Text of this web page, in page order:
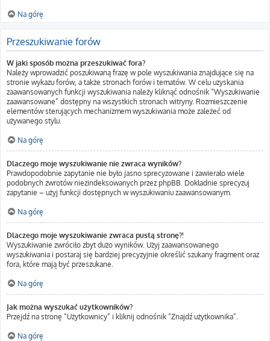
Na górę
Przeszukiwanie forów
W jaki sposób można przeszukiwać fora?
Należy wprowadzić poszukiwaną frazę w pole wyszukiwania znajdujące się na
stronie wykazu forów, a także stronach forów i tematów. W celu uzyskania
zaawansowanych funkcji wyszukiwania należy kliknąć odnośnik “Wyszukiwanie
zaawansowane” dostępny na wszystkich stronach witryny. Rozmieszczenie
elementów sterujących mechanizmem wyszukiwania może zależeć od
używanego stylu.
Na górę
Dlaczego moje wyszukiwanie nie zwraca wyników?
Prawdopodobnie zapytanie nie było jasno sprecyzowane i zawierało wiele
podobnych zwrotów niezindeksowanych przez phpBB. Dokładnie sprecyzuj
zapytanie – użyj funkcji dostępnych w wyszukiwaniu zaawansowanym.
Na górę
Dlaczego moje wyszukiwanie zwraca pustą stronę?!
Wyszukiwanie zwróciło zbyt dużo wyników. Użyj zaawansowanego
wyszukiwania i postaraj się bardziej precyzyjnie określić szukany fragment oraz
fora, które mają być przeszukane.
Na górę
Jak można wyszukać użytkowników?
Przejdź na stronę “Użytkownicy” i kliknij odnośnik “Znajdź użytkownika”.
Na górę